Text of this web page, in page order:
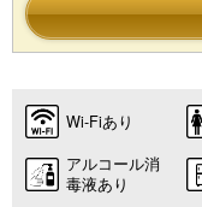
Wi-Fiあり
アルコール消
毒液あり